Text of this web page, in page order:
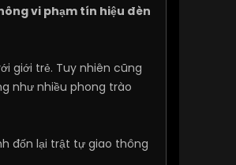
vi phạm tín hiệu đèn
giới trẻ. Tuy nhiên cũng
như nhiều phong trào
đốn lại trật tự giao thông